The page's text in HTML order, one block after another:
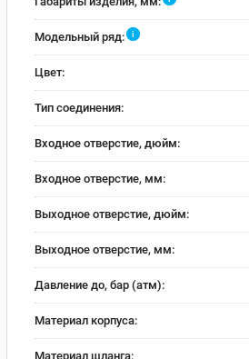
Модельный ряд: i
Цвет:
Тип соединения:
Входное отверстие, дюйм:
Входное отверстие, мм:
Выходное отверстие, дюйм:
Выходное отверстие, мм:
Давление до, бар (атм):
Материал корпуса:
Материал шланга: